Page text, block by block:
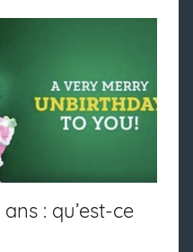
: qu’est-ce